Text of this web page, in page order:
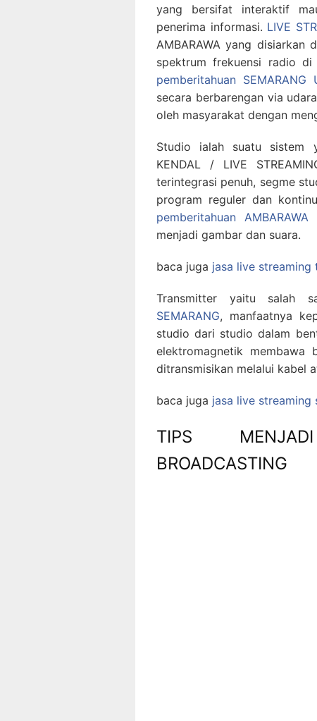
yang bersifat interaktif
penerima informasi. LIVE
AMBARAWA yang disiarkan
spektrum frekuensi radio
pemberitahuan SEMARANG
secara berbarengan via
oleh masyarakat dengan
Studio ialah suatu sistem
KENDAL / LIVE
terintegrasi penuh, segme
program reguler dan
pemberitahuan AMBARAWA
menjadi gambar dan suara.
baca juga jasa live
Transmitter yaitu salah
SEMARANG, manfaatnya
studio dari studio dalam
elektromagnetik membawa
ditransmisikan melalui kabel
baca juga jasa live streaming
TIPS
BROADCASTING